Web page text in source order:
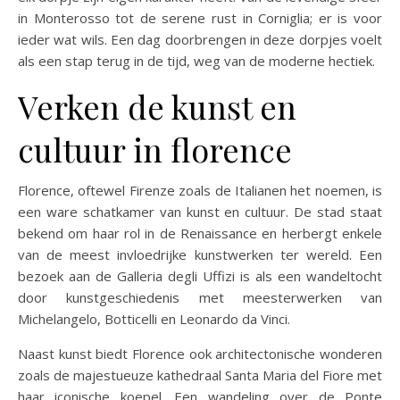
in Monterosso tot de serene rust in Corniglia; er is voor
ieder wat wils. Een dag doorbrengen in deze dorpjes voelt
als een stap terug in de tijd, weg van de moderne hectiek.
Verken de kunst en
cultuur in florence
Florence, oftewel Firenze zoals de Italianen het noemen, is
een ware schatkamer van kunst en cultuur. De stad staat
bekend om haar rol in de Renaissance en herbergt enkele
van de meest invloedrijke kunstwerken ter wereld. Een
bezoek aan de Galleria degli Uffizi is als een wandeltocht
door kunstgeschiedenis met meesterwerken van
Michelangelo, Botticelli en Leonardo da Vinci.
Naast kunst biedt Florence ook architectonische wonderen
zoals de majestueuze kathedraal Santa Maria del Fiore met